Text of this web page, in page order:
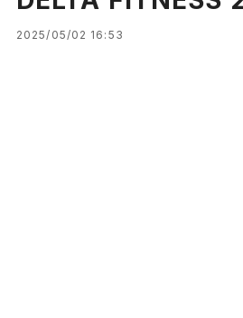
2025/05/02 16:53